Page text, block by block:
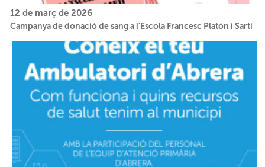
12 de març de 2026
Campanya de donació de sang a l'Escola Francesc Platón i Sartí